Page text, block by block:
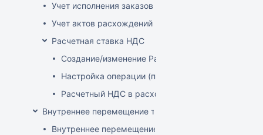
Учет исполнения заказов на продажу
Учет актов расхождений при отгрузке товара
Расчетная ставка НДС
Создание/изменение Расчетной ставки НДС
Настройка операции (продажа)
Расчетный НДС в расходных документах
Внутреннее перемещение товаров
Внутреннее перемещение через документ